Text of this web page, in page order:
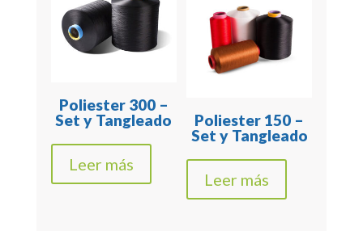
Poliester 300 –
Set y Tangleado
Leer más
Poliester 150 –
Set y Tangleado
Leer más